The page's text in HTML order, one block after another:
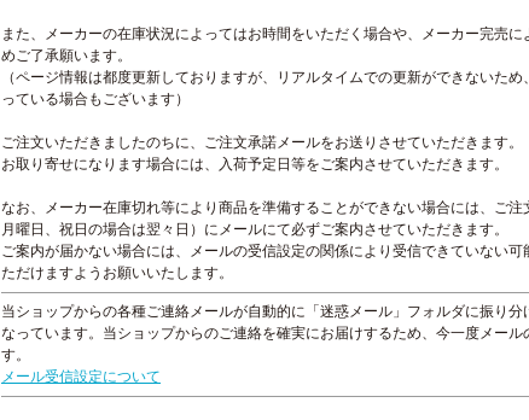
また、メーカーの在庫状況によってはお時間をいただく場合や、メーカー完売
めご了承願います。
（ページ情報は都度更新しておりますが、リアルタイムでの更新ができないた
っている場合もございます）
ご注文いただきましたのちに、ご注文承諾メールをお送りさせていただきます。
お取り寄せになります場合には、入荷予定日等をご案内させていただきます。
なお、メーカー在庫切れ等により商品を準備することができない場合には、ご
月曜日、祝日の場合は翌々日）にメールにて必ずご案内させていただきます。
ご案内が届かない場合には、メールの受信設定の関係により受信できていない
ただけますようお願いいたします。
当ショップからの各種ご連絡メールが自動的に「迷惑メール」フォルダに振り
なっています。当ショップからのご連絡を確実にお届けするため、今一度メー
す。
メール受信設定について